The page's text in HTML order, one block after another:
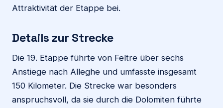
Attraktivität der Etappe bei.
Details zur Strecke
Die 19. Etappe führte von Feltre über sechs
Anstiege nach Alleghe und umfasste insgesamt
150 Kilometer. Die Strecke war besonders
anspruchsvoll, da sie durch die Dolomiten führte